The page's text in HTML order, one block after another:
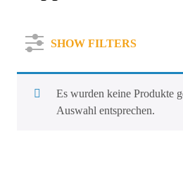
SHOW FILTERS
Es wurden keine Produkte
Auswahl entsprechen.